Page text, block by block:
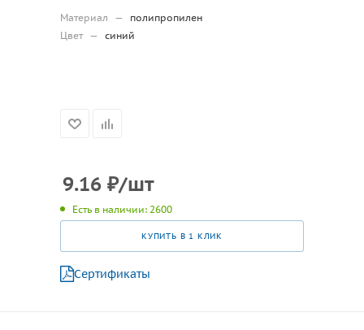
Материал —
полипропилен
Цвет — синий
9.16 ₽/шт
Есть в наличии: 2600
КУПИТЬ В 1 КЛИК
Сертификаты